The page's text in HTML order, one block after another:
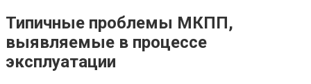
Типичные проблемы МКПП,
выявляемые в процессе
эксплуатации